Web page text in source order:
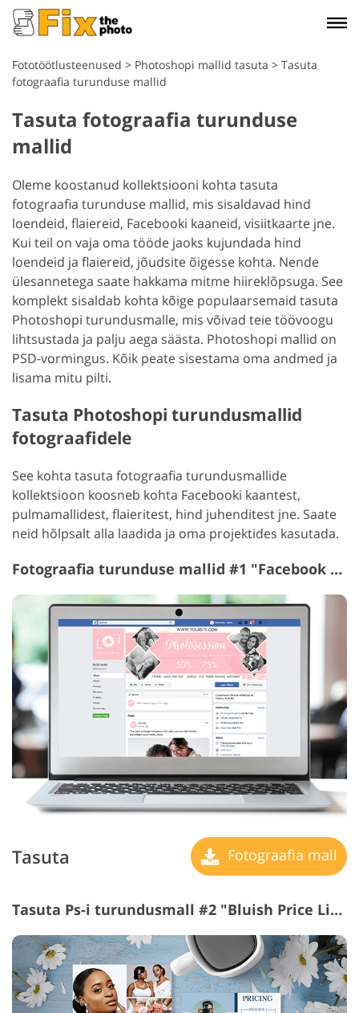
Fototöötlusteenused > Photoshopi mallid tasuta > Tasuta
fotograafia turunduse mallid
Tasuta fotograafia turunduse
mallid
Oleme koostanud kollektsiooni kohta tasuta
fotograafia turunduse mallid, mis sisaldavad hind
loendeid, flaiereid, Facebooki kaaneid, visiitkaarte jne.
Kui teil on vaja oma tööde jaoks kujundada hind
loendeid ja flaiereid, jõudsite õigesse kohta. Nende
ülesannetega saate hakkama mitme hiireklõpsuga. See
komplekt sisaldab kohta kõige populaarsemaid tasuta
Photoshopi turundusmalle, mis võivad teie töövoogu
lihtsustada ja palju aega säästa. Photoshopi mallid on
PSD-vormingus. Kõik peate sisestama oma andmed ja
lisama mitu pilti.
Tasuta Photoshopi turundusmallid
fotograafidele
See kohta tasuta fotograafia turundusmallide
kollektsioon koosneb kohta Facebooki kaantest,
pulmamallidest, flaieritest, hind juhenditest jne. Saate
neid hõlpsalt alla laadida ja oma projektides kasutada.
Fotograafia turunduse mallid #1 "Facebook Covers"
Tasuta Fotograafia mall
Tasuta Ps-i turundusmall #2 "Bluish Price List"